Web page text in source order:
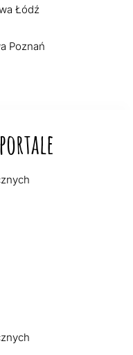
Łódź
Poznań